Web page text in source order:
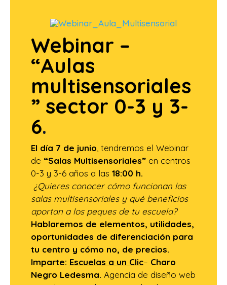
Webinar –
“Aulas
multisensoriales
” sector 0-3 y 3-
6.
El día 7 de junio , tendremos el Webinar
de “Salas Multisensoriales”en centros
0-3 y 3-6 años a las 18:00 h.
¿Quieres conocer cómo funcionan las
salas multisensoriales y qué beneficios
aportan a los peques de tu escuela?
Hablaremos de elementos, utilidades,
oportunidades de diferenciación para
tu centro y cómo no, de precios.
Imparte: Escuelas a un Clic– Charo
Negro Ledesma. Agencia de diseño web